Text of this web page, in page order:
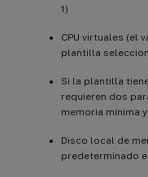
1)
CPU virtuales (el
plantilla
Si la plantilla
requieren dos
memoria mínima
Disco local de
predeterminado